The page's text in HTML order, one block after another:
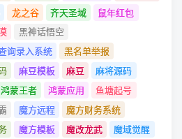
龙之谷 齐天圣域
鼠年红包
黑神话悟空
询录入系统
黑名单举报
麻豆模板 麻豆
麻将源码
鸿蒙王者 鸿蒙应用
鱼塘起号
魔方远程
魔方财务系统
魔方模板 魔改龙武
魔域觉醒